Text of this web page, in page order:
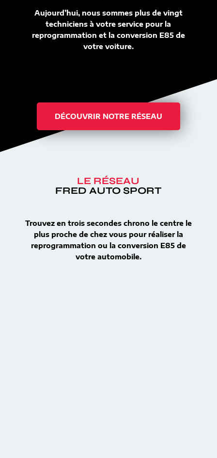
Aujourd’hui, nous sommes plus de vingt
techniciens à votre service pour la
reprogrammation et la conversion E85 de
votre voiture.
DÉCOUVRIR NOTRE RÉSEAU
LE RÉSEAU
FRED AUTO SPORT
Trouvez en trois secondes chrono le centre le
plus proche de chez vous pour réaliser la
reprogrammation ou la conversion E85 de
votre automobile.